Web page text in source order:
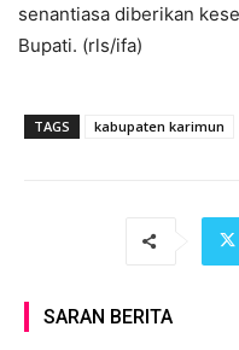
senantiasa diberikan
Bupati. (rls/ifa)
TAGS kabupaten karimun
SARAN BERITA